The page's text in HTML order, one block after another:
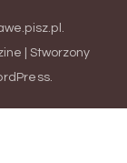
.
| Stworzony
.